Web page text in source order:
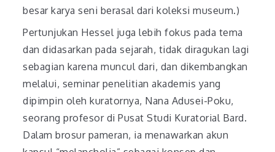
besar karya seni berasal dari koleksi museum.)
Pertunjukan Hessel juga lebih fokus pada tema
dan didasarkan pada sejarah, tidak diragukan lagi
sebagian karena muncul dari, dan dikembangkan
melalui, seminar penelitian akademis yang
dipimpin oleh kuratornya, Nana Adusei-Poku,
seorang profesor di Pusat Studi Kuratorial Bard.
Dalam brosur pameran, ia menawarkan akun